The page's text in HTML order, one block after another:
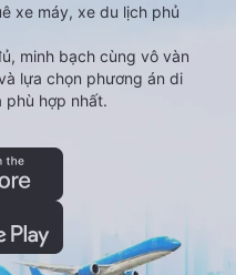
xe máy, xe du lịch phủ
minh bạch cùng vô vàn
lựa chọn phương án di
phù hợp nhất.